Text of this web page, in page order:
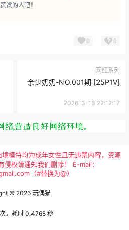
赏的人吧！
0 0
网红系列
余少奶奶-NO.001期 [25P1V]
2026-3-18 22:12:17
模特均为成年女性且无违禁内容，资源
侵权请通知我们删除！ E-mail：
（#替换为@）
© 2026 玩偶猫
，耗时 0.4768 秒